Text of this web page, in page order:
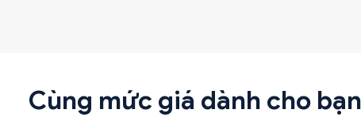
Cùng mức giá dành cho bạn